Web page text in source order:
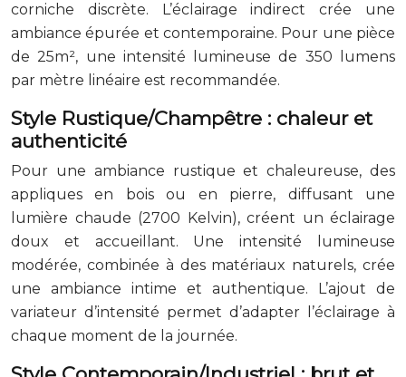
corniche discrète. L’éclairage indirect crée une
ambiance épurée et contemporaine. Pour une pièce
de 25m², une intensité lumineuse de 350 lumens
par mètre linéaire est recommandée.
Style Rustique/Champêtre : chaleur et
authenticité
Pour une ambiance rustique et chaleureuse, des
appliques en bois ou en pierre, diffusant une
lumière chaude (2700 Kelvin), créent un éclairage
doux et accueillant. Une intensité lumineuse
modérée, combinée à des matériaux naturels, crée
une ambiance intime et authentique. L’ajout de
variateur d’intensité permet d’adapter l’éclairage à
chaque moment de la journée.